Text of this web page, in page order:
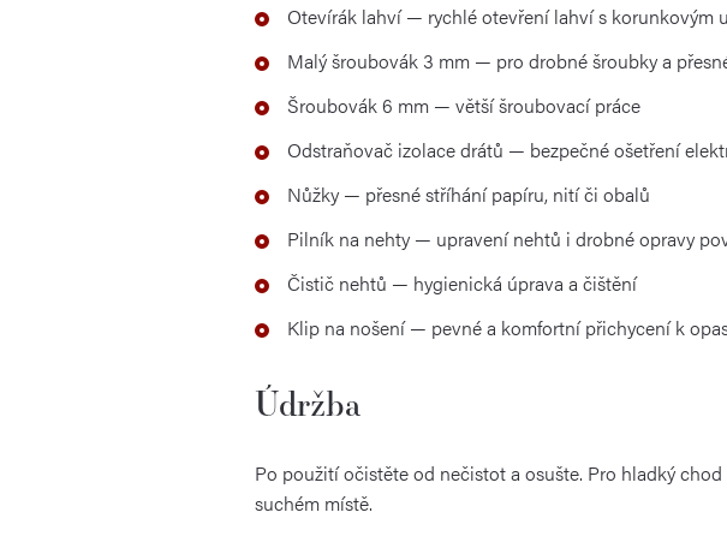
Otevírák lahví — rychlé otevření lahví s korunkovým
Malý šroubovák 3 mm — pro drobné šroubky a
Šroubovák 6 mm — větší šroubovací práce
Odstraňovač izolace drátů — bezpečné ošetření
Nůžky — přesné stříhání papíru, nití či obalů
Pilník na nehty — upravení nehtů i drobné opravy
Čistič nehtů — hygienická úprava a čištění
Klip na nošení — pevné a komfortní přichycení k
Údržba
Po použití očistěte od nečistot a osušte. Pro hladký
suchém místě.